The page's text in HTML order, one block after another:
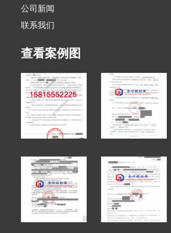
公司新闻
联系我们
查看案例图